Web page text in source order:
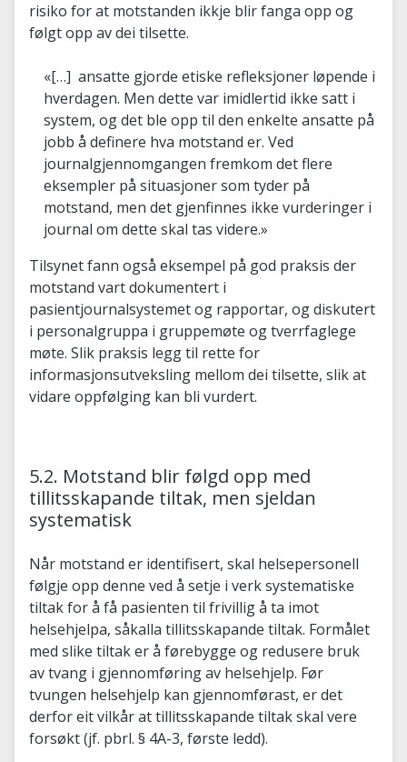
risiko for at motstanden ikkje blir fanga opp og
følgt opp av dei tilsette.
«[…] ansatte gjorde etiske refleksjoner løpende i
hverdagen. Men dette var imidlertid ikke satt i
system, og det ble opp til den enkelte ansatte på
jobb å definere hva motstand er. Ved
journalgjennomgangen fremkom det flere
eksempler på situasjoner som tyder på
motstand, men det gjenfinnes ikke vurderinger i
journal om dette skal tas videre.»
Tilsynet fann også eksempel på god praksis der
motstand vart dokumentert i
pasientjournalsystemet og rapportar, og diskutert
i personalgruppa i gruppemøte og tverrfaglege
møte. Slik praksis legg til rette for
informasjonsutveksling mellom dei tilsette, slik at
vidare oppfølging kan bli vurdert.
5.2. Motstand blir følgd opp med
tillitsskapande tiltak, men sjeldan
systematisk
Når motstand er identifisert, skal helsepersonell
følgje opp denne ved å setje i verk systematiske
tiltak for å få pasienten til frivillig å ta imot
helsehjelpa, såkalla tillitsskapande tiltak. Formålet
med slike tiltak er å førebygge og redusere bruk
av tvang i gjennomføring av helsehjelp. Før
tvungen helsehjelp kan gjennomførast, er det
derfor eit vilkår at tillitsskapande tiltak skal vere
forsøkt (jf. pbrl. § 4A-3, første ledd).